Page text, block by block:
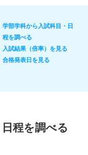
学部学科から入試科目・日
程を調べる
入試結果（倍率）を見る
合格発表日を見る
程を調べる